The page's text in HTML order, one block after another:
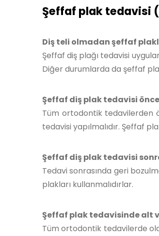
Şeffaf plak tedavisi
Diş teli olmadan şeffaf
Şeffaf diş plağı tedavisi
Diğer durumlarda da şeffaf
Şeffaf diş plak tedavisi
Tüm ortodontik tedavilerden
tedavisi yapılmalıdır. Şeffaf
Şeffaf diş plak tedavisi
Tedavi sonrasında geri
plakları kullanmalıdırlar.
Şeffaf plak tedavisinde alt ve
Tüm ortodontik tedavilerde